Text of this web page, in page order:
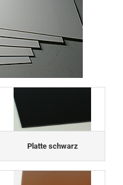
Platte schwarz